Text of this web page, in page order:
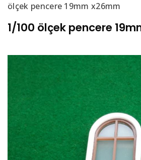
ölçek pencere 19mm x26mm
1/100 ölçek pencere